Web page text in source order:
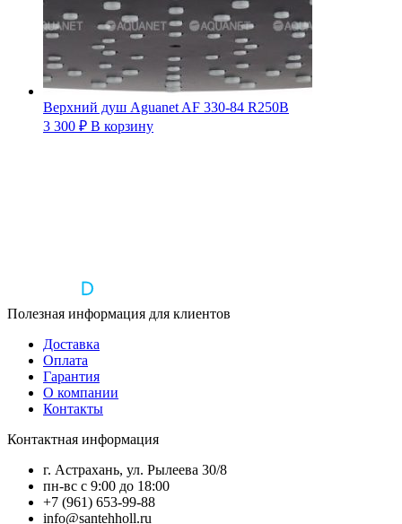
Верхний душ Aguanet AF 330-84 R250B
3 300 ₽ В корзину
Полезная информация для клиентов
Доставка
Оплата
Гарантия
О компании
Контакты
Контактная информация
г. Астрахань, ул. Рылеева 30/8
пн-вс с 9:00 до 18:00
+7 (961) 653-99-88
info@santehholl.ru